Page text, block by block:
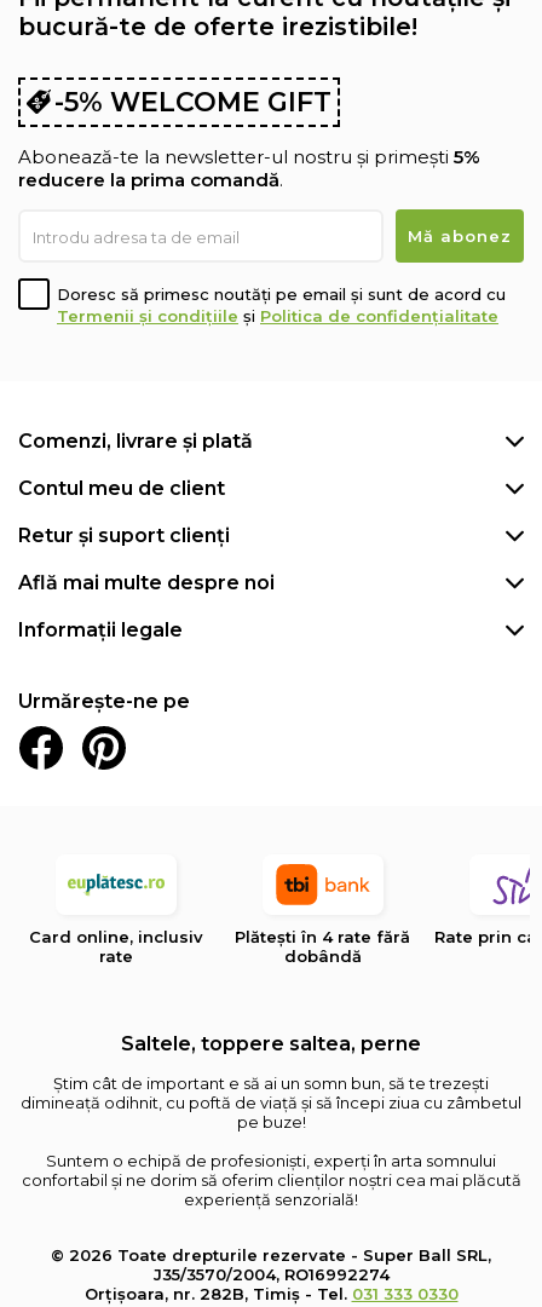
bucură-te de oferte irezistibile!
-5% WELCOME GIFT
Abonează-te la newsletter-ul nostru și primești 5%
reducere la prima comandă.
Doresc să primesc noutăți pe email și sunt de acord cu
Termenii și condițiile și Politica de confidențialitate
Comenzi, livrare și plată
Contul meu de client
Retur și suport clienți
Află mai multe despre noi
Informații legale
Urmărește-ne pe
Card online, inclusiv
rate
Plătești în 4 rate fără
dobândă
Rate prin
Saltele, toppere saltea, perne
Știm cât de important e să ai un somn bun, să te trezești
dimineață odihnit, cu poftă de viață și să începi ziua cu zâmbetul
pe buze!
Suntem o echipă de profesioniști, experți în arta somnului
confortabil și ne dorim să oferim clienților noștri cea mai plăcută
experiență senzorială!
© 2026 Toate drepturile rezervate - Super Ball SRL,
J35/3570/2004, RO16992274
Orțișoara, nr. 282B, Timiș - Tel. 031 333 0330